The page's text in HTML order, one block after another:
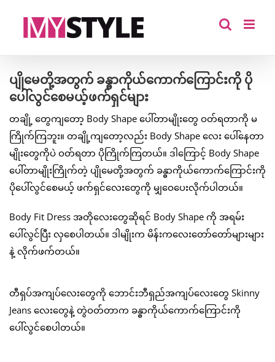
ပျိုမေတို့အတွက် ခန္ဓာကိုယ်ကောက်ကြောင်းကို ပို
ပေါ်လွင်စေမယ့်ဖက်ရှင်များ
တချို့ တွေကျတော့ Body Shape ပေါ်တာမျိုးတွေ ဝတ်ရတာကို မ
ကြိုက်ကြဘူး။ တချို့ကျတော့လည်း Body Shape လေး ပေါ်နေတာ
မျိုးတွေကိုပဲ ဝတ်ရတာ ပိုကြိုက်ကြတယ်။ ဒါကြောင့် Body Shape
ပေါ်တာမျိုးကြိုက်တဲ့ ပျိုမေတို့အတွက် ခန္ဓာကိုယ်ကောက်ကြောင်းကို
ပိုပေါ်လွင်စေမယ့် ဖက်ရှင်လေးတွေကို မျှဝေပေးလိုက်ပါတယ်။
Body Fit Dress အတိုလေးတွေဆိုရင် Body Shape ကို အရမ်း
ပေါ်လွင်ပြီး လှစေပါတယ်။ ဒါမျိုးက မိန်းကလေးတော်တော်များများ
နဲ့ လိုက်ဖက်တယ်။
တီရှပ်အကျပ်လေးတွေကို ဘောင်းဘီရှည်အကျပ်လေးတွေ Skinny
Jeans လေးတွေနဲ့ တွဲဝတ်တာက ခန္ဓာကိုယ်ကောက်ကြောင်းကို
ပေါ်လွင်စေပါတယ်။